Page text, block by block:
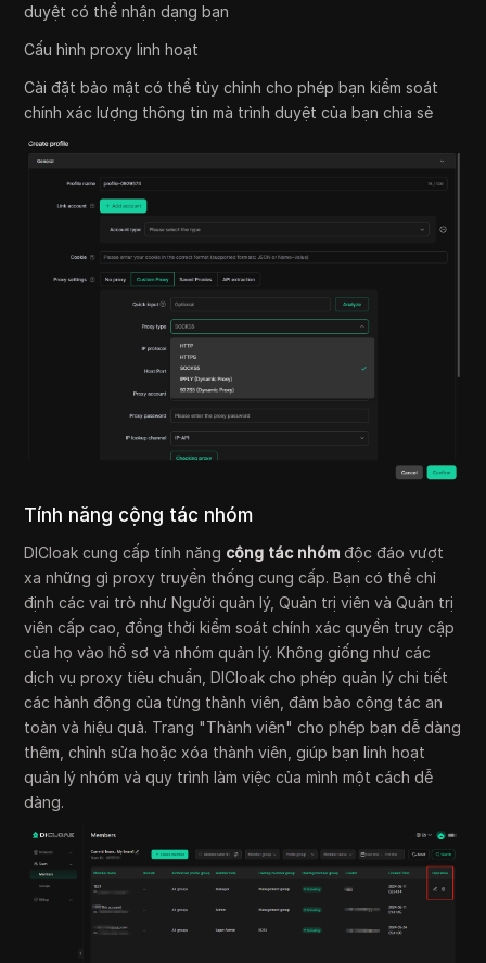
duyệt có thể nhận dạng bạn
Cấu hình proxy linh hoạt
Cài đặt bảo mật có thể tùy chỉnh cho phép bạn kiểm soát
chính xác lượng thông tin mà trình duyệt của bạn chia sẻ
Tính năng cộng tác nhóm
DICloak cung cấp tính năng cộng tác nhóm độc đáo vượt
xa những gì proxy truyền thống cung cấp. Bạn có thể chỉ
định các vai trò như Người quản lý, Quản trị viên và Quản trị
viên cấp cao, đồng thời kiểm soát chính xác quyền truy cập
của họ vào hồ sơ và nhóm quản lý. Không giống như các
dịch vụ proxy tiêu chuẩn, DICloak cho phép quản lý chi tiết
các hành động của từng thành viên, đảm bảo cộng tác an
toàn và hiệu quả. Trang "Thành viên" cho phép bạn dễ dàng
thêm, chỉnh sửa hoặc xóa thành viên, giúp bạn linh hoạt
quản lý nhóm và quy trình làm việc của mình một cách dễ
dàng.